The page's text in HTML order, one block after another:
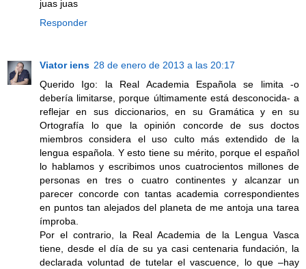
juas juas
Responder
Viator iens 28 de enero de 2013 a las 20:17
Querido Igo: la Real Academia Española se limita -o
debería limitarse, porque últimamente está desconocida- a
reflejar en sus diccionarios, en su Gramática y en su
Ortografía lo que la opinión concorde de sus doctos
miembros considera el uso culto más extendido de la
lengua española. Y esto tiene su mérito, porque el español
lo hablamos y escribimos unos cuatrocientos millones de
personas en tres o cuatro continentes y alcanzar un
parecer concorde con tantas academia correspondientes
en puntos tan alejados del planeta de me antoja una tarea
ímproba.
Por el contrario, la Real Academia de la Lengua Vasca
tiene, desde el día de su ya casi centenaria fundación, la
declarada voluntad de tutelar el vascuence, lo que –hay